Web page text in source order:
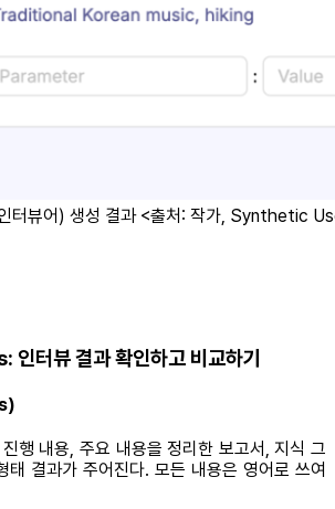
터뷰어) 생성 결과 <출처: 작가, Synthetic
터뷰 결과 확인하고 비교하기
행 내용, 주요 내용을 정리한 보고서, 지식 그
태 결과가 주어진다. 모든 내용은 영어로 쓰여